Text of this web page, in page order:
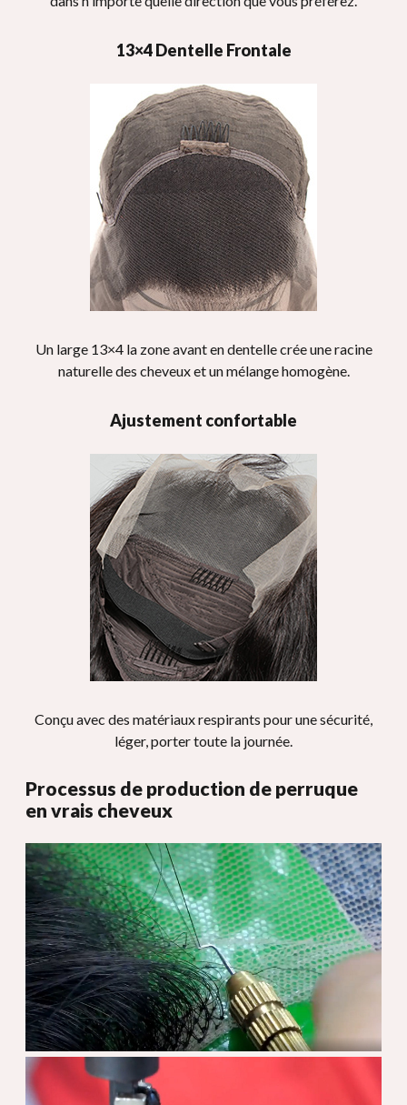
13×4 Dentelle Frontale
Un large 13×4 la zone avant en dentelle crée une racine
naturelle des cheveux et un mélange homogène.
Ajustement confortable
Conçu avec des matériaux respirants pour une sécurité,
léger, porter toute la journée.
Processus de production de perruque
en vrais cheveux